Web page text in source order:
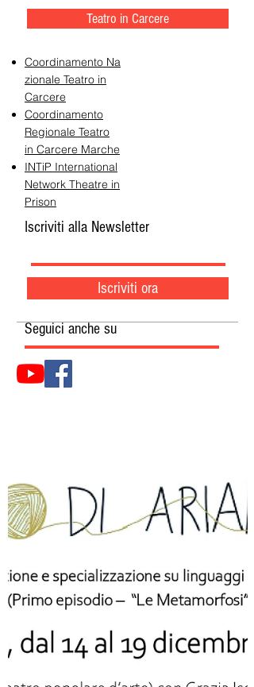
Teatro in Carcere
Coordinamento Na
zionale Teatro in
Carcere
Coordinamento
Regionale Teatro
in Carcere Marche
INTiP International
Network Theatre in
Prison
Iscriviti alla Newsletter
Iscriviti ora
Seguici anche su